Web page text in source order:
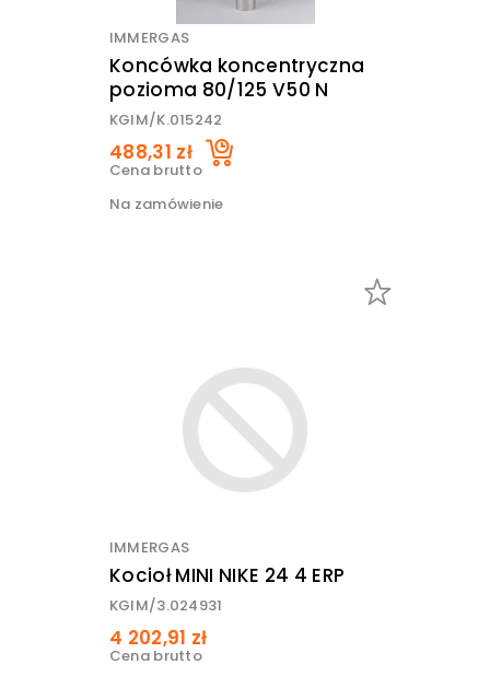
IMMERGAS
Koncówka koncentryczna
pozioma 80/125 V50 N
KGIM/K.015242
488,31 zł
Cena brutto
Na zamówienie
IMMERGAS
Kocioł MINI NIKE 24 4 ERP
KGIM/3.024931
4 202,91 zł
Cena brutto